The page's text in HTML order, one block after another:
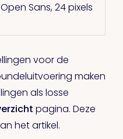
Open Sans, 24 pixels
voor de
maken
als losse
pagina. Deze
het artikel.